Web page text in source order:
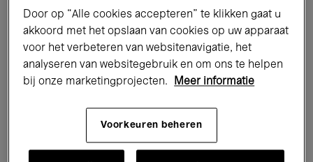
Tentoonstellingen Films
Performances Lezingen & Debatten
Jazz Klassieke Muziek Global Music
Door op “Alle cookies accepteren” te klikken gaat u
akkoord met het opslaan van cookies op uw apparaat
voor het verbeteren van websitenavigatie, het
analyseren van websitegebruik en om ons te helpen
bij onze marketingprojecten.
Meer informatie
Voorkeuren beheren